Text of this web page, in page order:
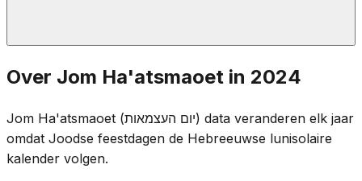
Bij zonsondergang op Jom HaZikaron markeert een
ceremonie op de Herzlberg de overgang.
Herdenkingsfakkels worden gedoofd en de viering
begint — van rouw naar vreugde in één avond, wat de
prijs benadrukt die voor de onafhankelijkheid is betaald.
Over Jom Ha'atsmaoet in 2024
Jom Ha'atsmaoet (יום העצמאות) data veranderen elk jaar
omdat Joodse feestdagen de Hebreeuwse lunisolaire
kalender volgen.